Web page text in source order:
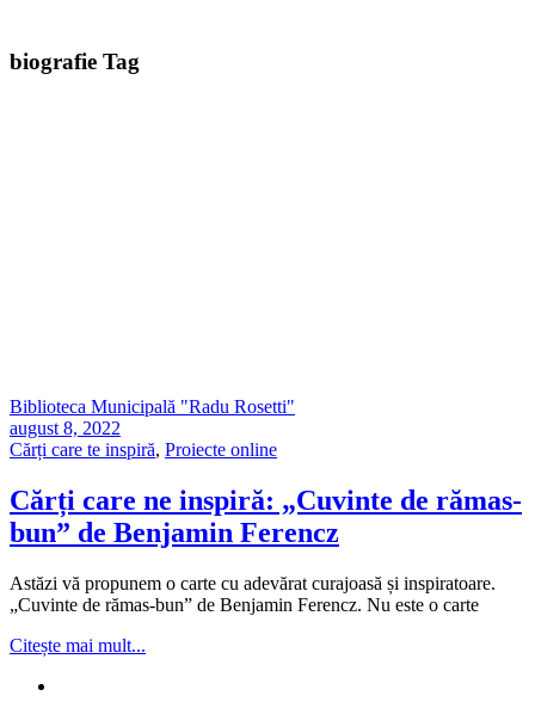
biografie Tag
Biblioteca Municipală "Radu Rosetti"
august 8, 2022
Cărți care te inspiră, Proiecte online
Cărți care ne inspiră: „Cuvinte de rămas-
bun” de Benjamin Ferencz
Astăzi vă propunem o carte cu adevărat curajoasă și inspiratoare.
„Cuvinte de rămas-bun” de Benjamin Ferencz. Nu este o carte
Citește mai mult...